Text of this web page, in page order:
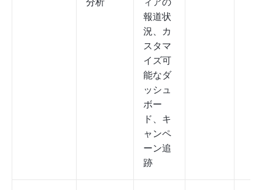
報道状
況、カ
スタマ
イズ可
能なダ
ッシュ
ボー
ド、キ
ャンペ
ーン追
跡